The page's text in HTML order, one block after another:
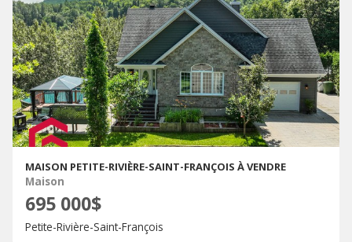
MAISON PETITE-RIVIÈRE-SAINT-FRANÇOIS À VENDRE
Maison
695 000$
Petite-Rivière-Saint-François